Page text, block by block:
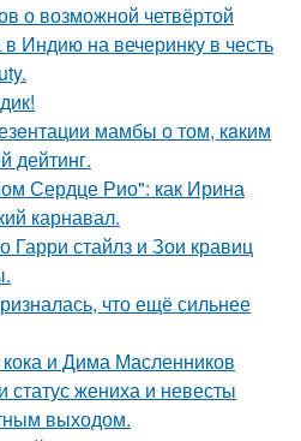
о возможной четвёртой
Индию на вечеринку в честь
мамбы о том, кaким
дейтинг.
Сердце Рио": как Ирина
карнавал.
Гарри стайлз и Зои кравиц
что ещё сильнее
и Дима Масленников
жениха и невесты
выходом.